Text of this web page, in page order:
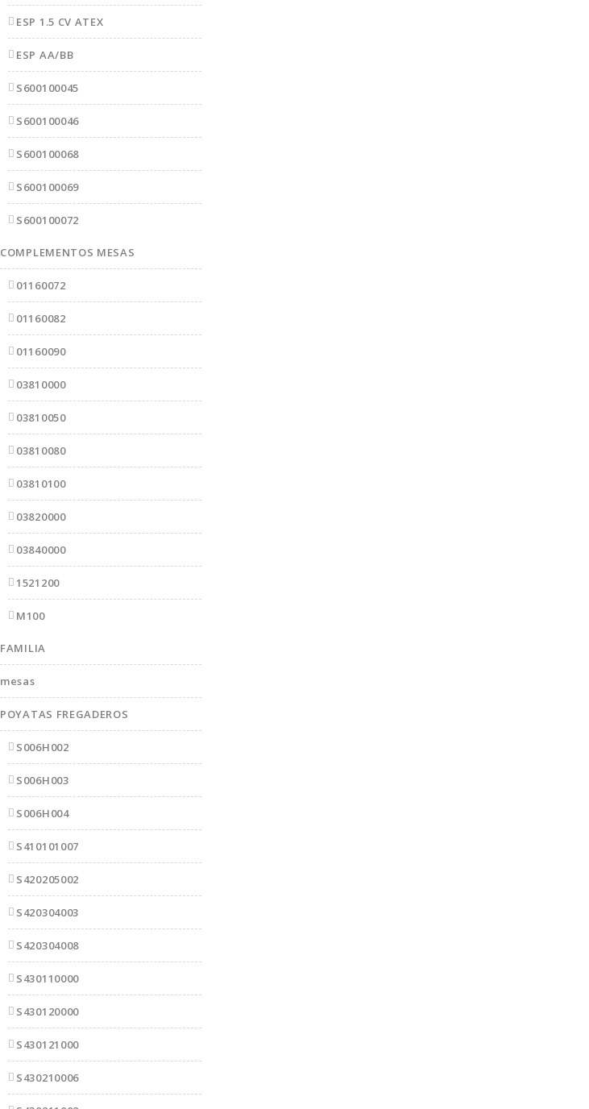
ESP 1.5 CV ATEX
ESP AA/BB
S600100045
S600100046
S600100068
S600100069
S600100072
COMPLEMENTOS MESAS
01160072
01160082
01160090
03810000
03810050
03810080
03810100
03820000
03840000
1521200
M100
FAMILIA
mesas
POYATAS FREGADEROS
S006H002
S006H003
S006H004
S410101007
S420205002
S420304003
S420304008
S430110000
S430120000
S430121000
S430210006